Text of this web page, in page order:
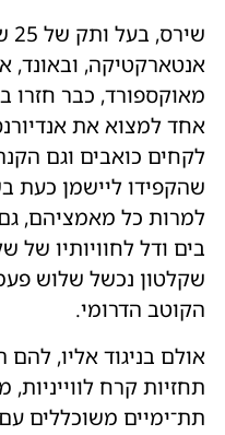
אנטארקטיקה, ובאונד,
אחד למצוא את
לקחים כואבים וגם
שהקפידו ליישמן כעת
למרות כל מאמציהם,
בים ודל לחוויותיו
שקלטון נכשל שלוש
הקוטב הדרומי.
אולם בניגוד אליו, להם
תחזיות קרח לווייניות,
תת־ימיים משוכללים